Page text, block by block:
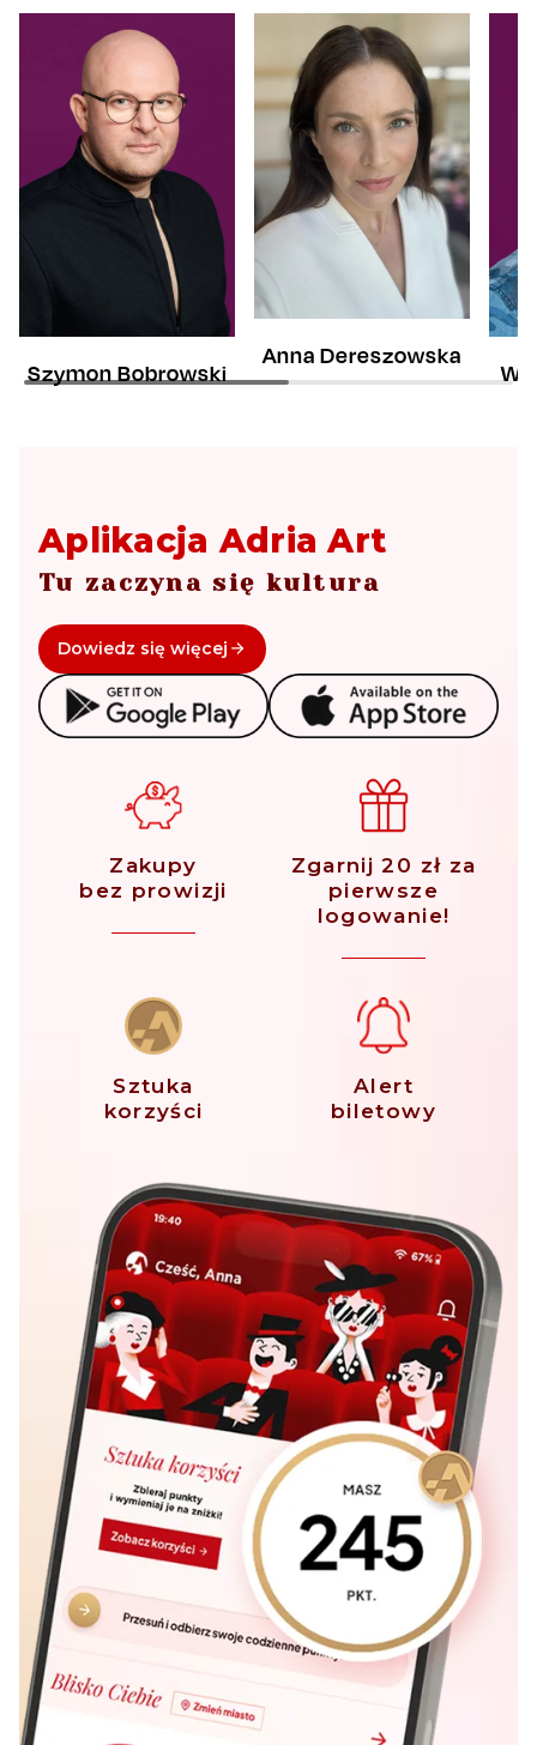
Szymon Bobrowski
Anna Dereszowska
Aplikacja Adria Art
Tu zaczyna się kultura
Dowiedz się więcej
Zakupy
bez prowizji
Zgarnij 20 zł za
pierwsze
logowanie!
Sztuka
korzyści
Alert
biletowy